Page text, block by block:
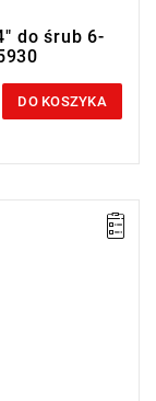
do śrub 6-
DO KOSZYKA